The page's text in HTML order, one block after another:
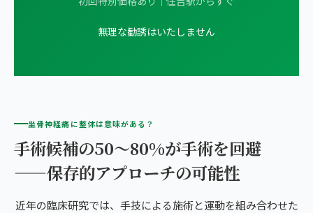
無理な勧誘はいたしません
坐骨神経痛に整体は意味がある？
手術候補の50〜80%が手術を回避
——保存的アプローチの可能性
近年の臨床研究では、手技による施術と運動を組み合わせた